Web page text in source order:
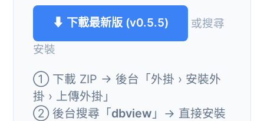
⬇ 下載最新版 (v0.5.5)
或搜尋
安裝
① 下載 ZIP → 後台「外掛 › 安裝外
掛 › 上傳外掛」
② 後台搜尋「dbview 」→ 直接安裝